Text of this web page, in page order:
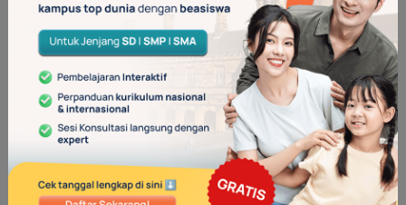
terhadap orang asing. Jangan mudah percaya dan menerima
sesuatu begitu saja.
2. Pentingnya Persahabatan
Cerita tentang Putri Salju juga menunjukkan indahnya
persahabatannya dengan 7 kurcaci. Mereka saling membantu,
menjaga, kerja sama, dan menyayangi. Memiliki teman yang
tulus seperti ini sangat berharga. Kita bisa merasa aman,